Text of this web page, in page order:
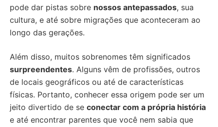
pode dar pistas sobre nossos antepassados, sua
cultura, e até sobre migrações que aconteceram ao
longo das gerações.
Além disso, muitos sobrenomes têm significados
surpreendentes. Alguns vêm de profissões, outros
de locais geográficos ou até de características
físicas. Portanto, conhecer essa origem pode ser um
jeito divertido de se conectar com a própria história
e até encontrar parentes que você nem sabia que